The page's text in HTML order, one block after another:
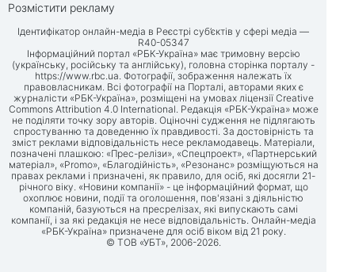
Розмістити рекламу
Ідентифікатор онлайн-медіа в Реєстрі суб’єктів у сфері медіа —
R40-05347
Інформаційний портал «РБК-Україна» має тримовну версію
(українську, російську та англійську), головна сторінка порталу -
https://www.rbc.ua. Фотографії, зображення належать їх
правовласникам. Всі фотографії на Порталі, авторами яких є
журналісти «РБК-Україна», розміщені на умовах ліцензії Creative
Commons Attribution 4.0 International. Редакція «РБК-Україна» може
не поділяти точку зору авторів. Оціночні судження не підлягають
спростуванню та доведенню їх правдивості. За достовірність та
зміст реклами відповідальність несе рекламодавець. Матеріали,
позначені плашкою: «Прес-релізи», «Спецпроект», «Партнерський
матеріал», «Promo», «Благодійність», «Резонанс» розміщуються на
правах реклами і призначені, як правило, для осіб, які досягли 21-
річного віку. «Новини компанії» - це інформаційний формат, що
охоплює новини, події та оголошення, пов'язані з діяльністю
компаній, базуються на пресрелізах, які випускають самі
компанії, і за які редакція не несе відповідальність. Онлайн-медіа
«РБК-Україна» призначене для осіб віком від 21 року.
© ТОВ «УБТ», 2006-2026.